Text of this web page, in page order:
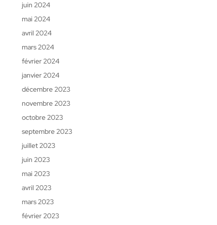
juin 2024
mai 2024
avril 2024
mars 2024
février 2024
janvier 2024
décembre 2023
novembre 2023
octobre 2023
septembre 2023
juillet 2023
juin 2023
mai 2023
avril 2023
mars 2023
février 2023